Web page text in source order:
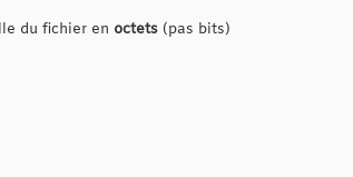
du fichier en octets (pas bits)